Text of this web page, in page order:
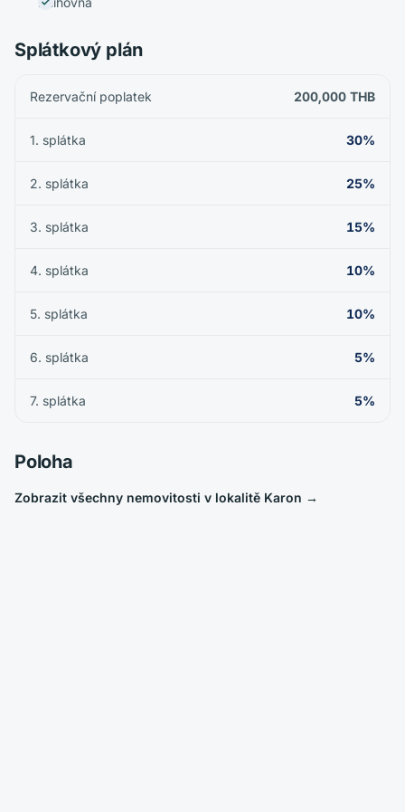
Splátkový plán
Rezervační poplatek 200,000 THB
1. splátka 30%
2. splátka 25%
3. splátka 15%
4. splátka 10%
5. splátka 10%
6. splátka 5%
7. splátka 5%
Poloha
Zobrazit všechny nemovitosti v lokalitě Karon →